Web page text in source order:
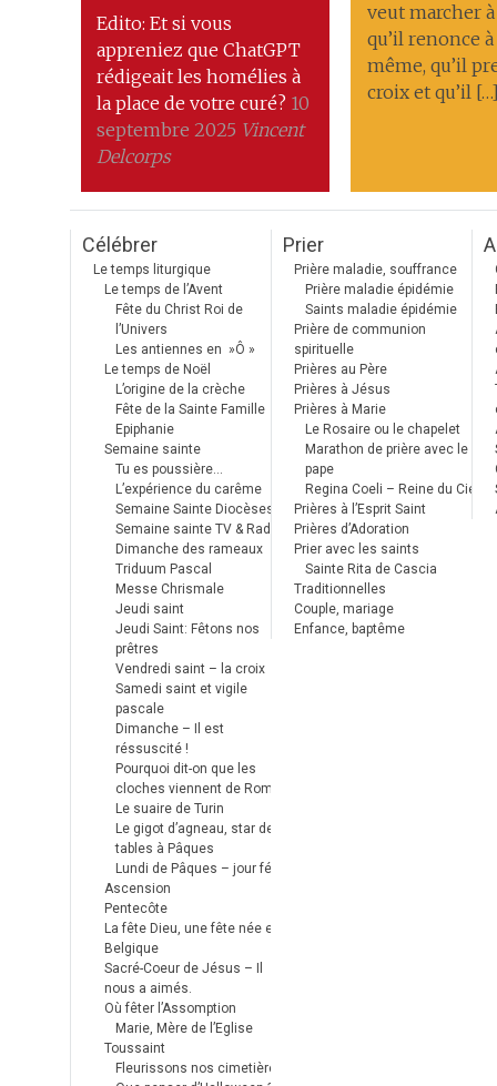
Edito: Et si vous
appreniez que ChatGPT
rédigeait les homélies à
la place de votre curé? 10
septembre 2025 Vincent
Delcorps
veut marcher
qu’il renonce
même, qu’il
croix et qu’il
Célébrer
Le temps liturgique
Le temps de l’Avent
Fête du Christ Roi de
l’Univers
Les antiennes en »Ô »
Le temps de Noël
L’origine de la crèche
Fête de la Sainte Famille
Epiphanie
Semaine sainte
Tu es poussière…
L’expérience du carême
Semaine Sainte Diocèses
Semaine sainte TV & Radio
Dimanche des rameaux
Triduum Pascal
Messe Chrismale
Jeudi saint
Jeudi Saint: Fêtons nos
prêtres
Vendredi saint – la croix
Samedi saint et vigile
pascale
Dimanche – Il est
réssuscité !
Pourquoi dit-on que les
cloches viennent de Rome ?
Le suaire de Turin
Le gigot d’agneau, star des
tables à Pâques
Lundi de Pâques – jour férié
Ascension
Pentecôte
La fête Dieu, une fête née en
Belgique
Sacré-Coeur de Jésus – Il
nous a aimés.
Où fêter l’Assomption
Marie, Mère de l’Eglise
Toussaint
Fleurissons nos cimetières
Prier
Prière maladie, souffrance
Prière maladie épidémie
Saints maladie épidémie
Prière de communion
spirituelle
Prières au Père
Prières à Jésus
Prières à Marie
Le Rosaire ou le chapelet
Marathon de prière avec le
pape
Regina Coeli – Reine du Ciel
Prières à l’Esprit Saint
Prières d’Adoration
Prier avec les saints
Sainte Rita de Cascia
Traditionnelles
Couple, mariage
Enfance, baptême